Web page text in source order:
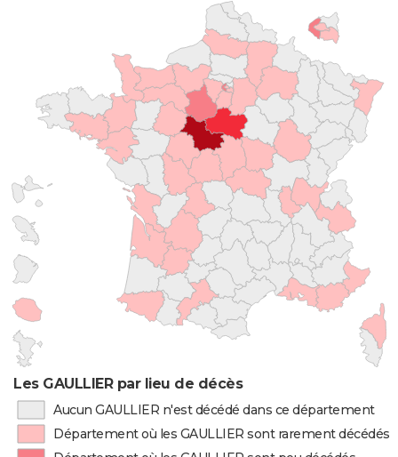
Les GAULLIER par lieu de décès
Aucun GAULLIER n'est décédé dans ce département
Département où les GAULLIER sont rarement décédés